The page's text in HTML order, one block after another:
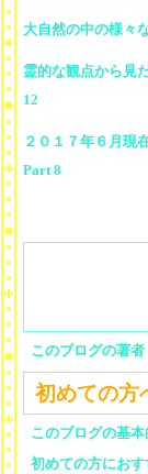
大自然の中の様々
霊的な観点から見
12
２０１７年６月現
Part 8
このブログの著
初めての方
このブログの基
初めての方におす